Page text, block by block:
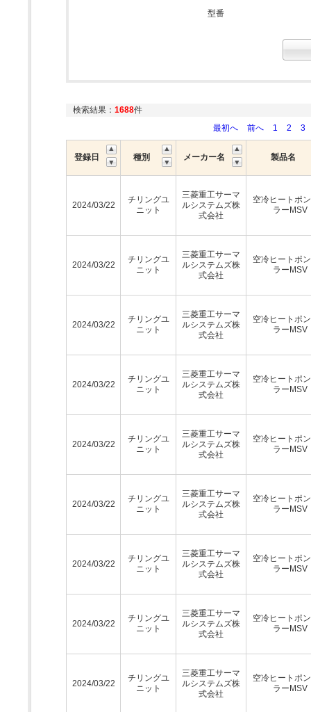
型番
検索結果： 1688件
最初へ
前へ 1 2 3
登録日 種別 メーカー名 製品名
2024/03/22
チリングユ
ニット
三菱重工サーマ
ルシステムズ株
式会社
空冷ヒートポ
ラーMSV
2024/03/22
チリングユ
ニット
三菱重工サーマ
ルシステムズ株
式会社
空冷ヒートポ
ラーMSV
2024/03/22
チリングユ
ニット
三菱重工サーマ
ルシステムズ株
式会社
空冷ヒートポ
ラーMSV
2024/03/22
チリングユ
ニット
三菱重工サーマ
ルシステムズ株
式会社
空冷ヒートポ
ラーMSV
2024/03/22
チリングユ
ニット
三菱重工サーマ
ルシステムズ株
式会社
空冷ヒートポ
ラーMSV
2024/03/22
チリングユ
ニット
三菱重工サーマ
ルシステムズ株
式会社
空冷ヒートポ
ラーMSV
2024/03/22
チリングユ
ニット
三菱重工サーマ
ルシステムズ株
式会社
空冷ヒートポ
ラーMSV
2024/03/22
チリングユ
ニット
三菱重工サーマ
ルシステムズ株
式会社
空冷ヒートポ
ラーMSV
2024/03/22
チリングユ
ニット
三菱重工サーマ
ルシステムズ株
式会社
空冷ヒートポ
ラーMSV